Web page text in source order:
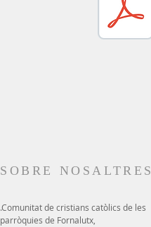
SOBRE NOSALTRES
.Comunitat de cristians catòlics de les
parròquies de Fornalutx,